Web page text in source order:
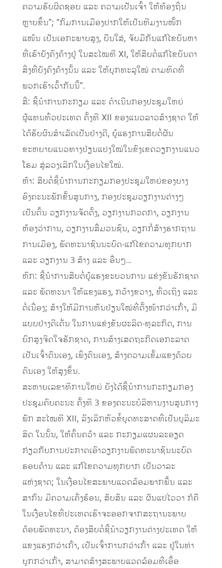
ຄວາມຮັບຜິດຊອບ ແລະ ຄວາມເປັນເຈົ້າ ໃຫ້ທ້ອງຖິ່ນ
ຫຼາຍຂຶ້ນ”; “ກົມການເມືອງຢາກໃຫ້ເປັນທີມງານໜັ້ກ
ແໜ້ນ ເປັນເອກະພາບສູງ, ບືນໃສ່, ຈັບມືກັນແກ້ໄຂບັນຫາ
ທີ່ເຮົາຍັງຄົງຄ້າງຢູ່ ໃນສະໄໝທີ XI, ໃຫ້ສືບຕໍ່ແກ້ໄຂບັນດາ
ສິ່ງທີ່ຍັງຄົງຄ້າງນັ້ນ ແລະ ໃຫ້ບຸກທະລຸໃໝ່ ຕາມທິດທີ່
ພວກເຮົາເວົ້າກັນນີ້”.
ສີ່: ຊີ້ນໍາການກະກຽມ ແລະ ດໍາເນີນກອງປະຊຸມໃຫຍ່
ຜູ້ແທນທົ່ວປະເທດ ຄັ້ງທີ XII ຂອງແນວລາວສ້າງຊາດ ໃຫ້
ໄດ້ຮັບຜົນສໍາເລັດເປັນຢ່າງດີ, ຍູ້ແຮງການສືບຕໍ່ຜັນ
ຂະຫຍາຍແນວທາງປ່ຽນແປງໃໝ່ໃນຂົງເຂດວຽກງານແນວ
ໂຮມ ສູ່ລວງເລິກໃນເງື່ອນໄຂໃໝ່.
ຫ້າ: ສືບຕໍ່ຊີ້ນໍາການກະກຽມກອງປະຊຸມໃຫຍ່ຂອງບາງ
ອົງຄະນະພັກຂັ້ນສູນກາງ, ກອງປະຊຸມວຽກງານຕ່າງໆ
ເປັນຕົ້ນ ວຽກງານຈັດຕັ້ງ, ວຽກງານກວດກາ, ວຽກງານ
ຫ້ອງວ່າການ, ວຽກງານສື່ມວນຊົນ, ວຽກກໍ່ສ້າງຮາກຖານ
ການເມືອງ, ພັດທະນາຊົນນະບົດ-ແກ້ໄຂຄວາມທຸກຍາກ
ແລະ ວຽກງານ 3 ສ້າງ ແລະ ອື່ນໆ…
ຫົກ: ຊີ້ນໍາການສືບຕໍ່ຍູ້ແຮງຂະບວນການ ແຂ່ງຂັນຮັກຊາດ
ແລະ ພັດທະນາ ໃຫ້ແຂງແຮງ, ກວ້າງຂວາງ, ທົ່ວເຖິງ ແລະ
ຕໍ່ເນື່ອງ; ສ້າງໃຫ້ມີການຫັນປ່ຽນໃໝ່ທີ່ຕັ້ງໜ້າກວ່າເກົ່າ, ມີ
ແບບຢ່າງດີເດັ່ນ ໃນການແຂ່ງຂັນຜະລິດ-ທຸລະກິດ, ການ
ຍົກສູງຈິດໃຈຮັກຊາດ, ການສ້າງເສດຖະກິດເອກະລາດ
ເປັນເຈົ້າຕົນເອງ, ເພິ່ງຕົນເອງ, ສ້າງຄວາມເຂັ້ມແຂງດ້ວຍ
ຕົນເອງ ໃຫ້ສູງຂຶ້ນ.
ສະຫາຍເລຂາທິການໃຫຍ່ ຍັງໄດ້ຊີ້ນໍາການກະກຽມກອງ
ປະຊຸມຄົບຄະນະ ຄັ້ງທີ 3 ຂອງຄະນະບໍລິຫານງານສູນກາງ
ພັກ ສະໄໝທີ XII, ລົງເລິກຫົວຂໍ້ຍຸດທະສາດທີ່ເປັນບຸລິມະ
ສິດ ໃນນັ້ນ, ໃຫ້ຄົ້ນຄວ້າ ແລະ ກະກຽມແຜນລະອຽດ
ກ່ຽວກັບການປະກາດເອົາວຽກງານພັດທະນາຊົນນະບົດ
ຮອບດ້ານ ແລະ ແກ້ໄຂຄວາມທຸກຍາກ ເປັນວາລະ
ແຫ່ງຊາດ; ໃນເງື່ອນໄຂສະພາບແວດລ້ອມພາກພື້ນ ແລະ
ສາກົນ ມີຄວາມເຄັ່ງຮ້ອນ, ສັບສົນ ແລະ ຜັນແປໄວວາ ກໍຄື
ໃນເງື່ອນໄຂທີ່ປະເທດເຮົາຈະອອກຈາກສະຖານະພາບ
ດ້ອຍພັດທະນາ, ຕ້ອງສືບຕໍ່ຊີ້ນໍາວຽກງານຕ່າງປະເທດ ໃຫ້
ແຂງແຮງກວ່າເກົ່າ, ເປັນເຈົ້າການກວ່າເກົ່າ ແລະ ຢູ່ໃນທ່າ
ບຸກກວ່າເກົ່າ, ສາມາດສ້າງສະພາບແວດລ້ອມທີ່ເອື້ອ